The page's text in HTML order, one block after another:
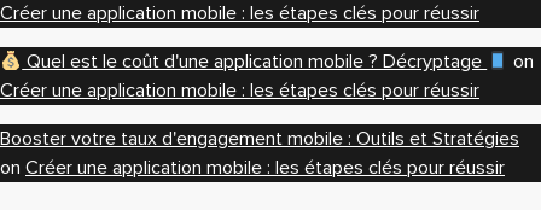
Créer une application mobile : les étapes clés pour réussir
Quel est le coût d'une application mobile ? Décryptage
on
Créer une application mobile : les étapes clés pour réussir
Booster votre taux d'engagement mobile : Outils et Stratégies
on Créer une application mobile : les étapes clés pour réussir